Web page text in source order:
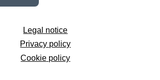
Legal notice
Privacy policy
Cookie policy